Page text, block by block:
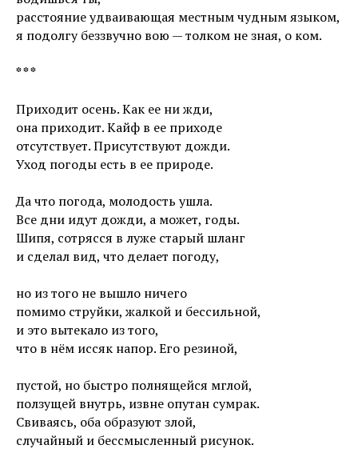
расстояние удваивающая местным чудным языком,
я подолгу беззвучно вою — толком не зная, о ком.
* * *
Приходит осень. Как ее ни жди,
она приходит. Кайф в ее приходе
отсутствует. Присутствуют дожди.
Уход погоды есть в ее природе.
Да что погода, молодость ушла.
Все дни идут дожди, а может, годы.
Шипя, сотрясся в луже старый шланг
и сделал вид, что делает погоду,
но из того не вышло ничего
помимо струйки, жалкой и бессильной,
и это вытекало из того,
что в нём иссяк напор. Его резиной,
пустой, но быстро полнящейся мглой,
ползущей внутрь, извне опутан сумрак.
Свиваясь, оба образуют злой,
случайный и бессмысленный рисунок.